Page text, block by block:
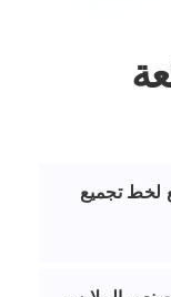
لخط تجميع